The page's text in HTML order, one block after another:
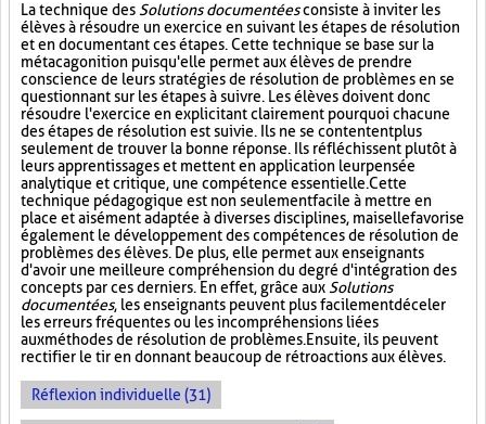
La technique des Solutions documentéesconsiste à inviter les
élèves à résoudre un exercice en suivant les étapes de résolution
et en documentant ces étapes. Cette technique se base sur la
métacagonition puisqu'elle permet aux élèves de prendre
conscience de leurs stratégies de résolution de problèmes en se
questionnant sur les étapes à suivre. Les élèves doivent donc
résoudre l'exercice en explicitant clairement pourquoi chacune
des étapes de résolution est suivie. Ils ne se contentent plus
seulement de trouver la bonne réponse. Ils réfléchissent plutôt à
leurs apprentissages et mettent en application leur pensée
analytique et critique, une compétence essentielle. Cette
technique pédagogique est non seulement facile à mettre en
place et aisément adaptée à diverses disciplines, mais elle favorise
également le développement des compétences de résolution de
problèmes des élèves. De plus, elle permet aux enseignants
d'avoir une meilleure compréhension du degré d'intégration des
concepts par ces derniers. En effet, grâce aux Solutions
documentées, les enseignants peuvent plus facilement déceler
les erreurs fréquentes ou les incompréhensions liées
aux méthodes de résolution de problèmes. Ensuite, ils peuvent
rectifier le tir en donnant beaucoup de rétroactions aux élèves.
Réflexion individuelle (31)